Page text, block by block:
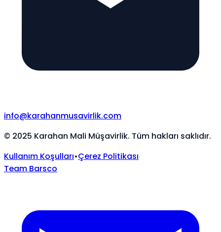
info@karahanmusavirlik.com
© 2025 Karahan Mali Müşavirlik. Tüm hakları saklıdır.
Kullanım Koşulları•Çerez Politikası
Team Barsco